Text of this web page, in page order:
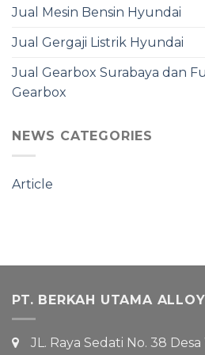
Jual Mesin Bensin Hyundai
Jual Gergaji Listrik Hyundai
Jual Gearbox Surabaya dan
Gearbox
NEWS CATEGORIES
Article
PT. BERKAH UTAMA ALLOY
JL. Raya Sedati No. 38